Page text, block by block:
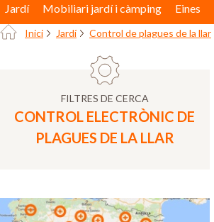
Jardí Mobiliari jardí i càmping Eines
Inici Jardí Control de plagues de la llar
FILTRES DE CERCA
CONTROL ELECTRÒNIC DE
PLAGUES DE LA LLAR